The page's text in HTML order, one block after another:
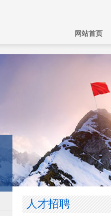
网站首页
人才招聘